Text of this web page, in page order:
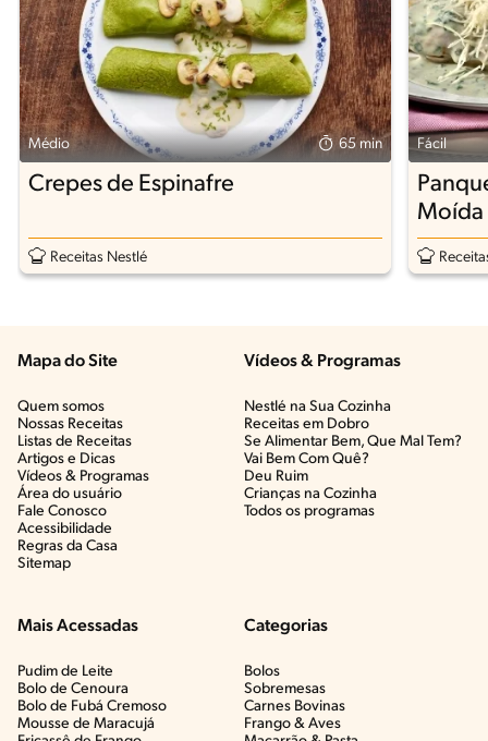
Médio 65 min
Crepes de Espinafre
Receitas Nestlé
Fácil
Moída
Mapa do Site
Quem somos
Nossas Receitas
Listas de Receitas​
Artigos e Dicas​
Vídeos & Programas​
Área do usuário
Fale Conosco
Acessibilidade
Regras da Casa
Sitemap
Vídeos & Programas​
Nestlé na Sua Cozinha
Receitas em Dobro
Se Alimentar Bem, Que Mal Tem?​
Vai Bem Com Quê?​
Deu Ruim​
Crianças na Cozinha​
Todos os programas
Mais Acessadas
Pudim de Leite
Bolo de Cenoura
Bolo de Fubá Cremoso
Mousse de Maracujá
Categorias
Bolos
Sobremesas
Carnes Bovinas​
Frango & Aves​